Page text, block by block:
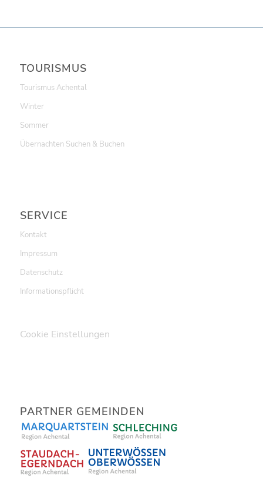
TOURISMUS
Tourismus Achental
Winter
Sommer
Übernachten Suchen & Buchen
SERVICE
Kontakt
Impressum
Datenschutz
Informationspflicht
Cookie Einstellungen
PARTNER GEMEINDEN